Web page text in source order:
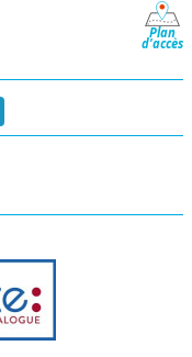
Plan
d'accès